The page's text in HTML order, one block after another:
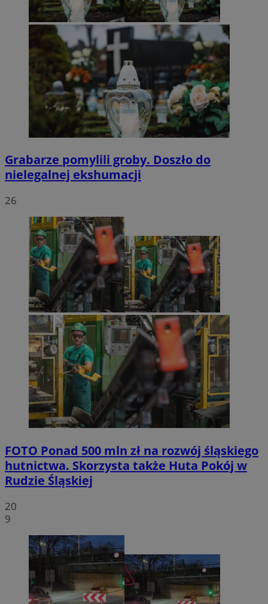
Grabarze pomylili groby. Doszło do
nielegalnej ekshumacji
26
FOTO Ponad 500 mln zł na rozwój śląskiego
hutnictwa. Skorzysta także Huta Pokój w
Rudzie Śląskiej
20
9